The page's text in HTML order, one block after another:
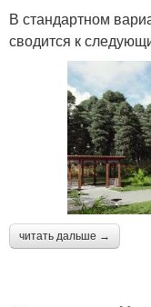
В стандартном
сводится к
читать дальше →